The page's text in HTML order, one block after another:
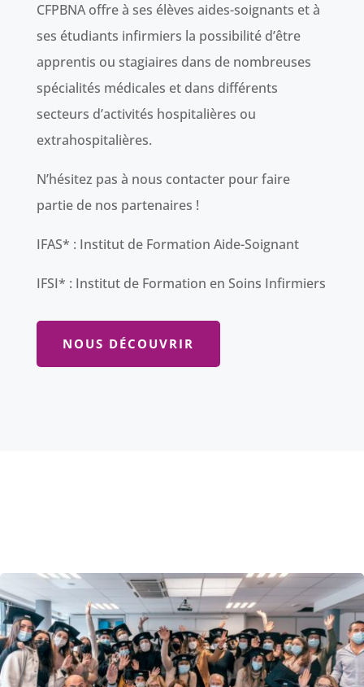
CFPBNA offre à ses élèves aides-soignants et à
ses étudiants infirmiers la possibilité d’être
apprentis ou stagiaires dans de nombreuses
spécialités médicales et dans différents
secteurs d’activités hospitalières ou
extrahospitalières.
N’hésitez pas à nous contacter pour faire
partie de nos partenaires !
IFAS* : Institut de Formation Aide-Soignant
IFSI* : Institut de Formation en Soins Infirmiers
NOUS DÉCOUVRIR